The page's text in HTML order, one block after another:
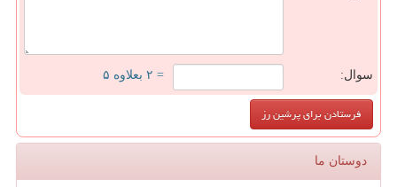
سوال: = ۲ بعلاوه ۵
دوستان ما